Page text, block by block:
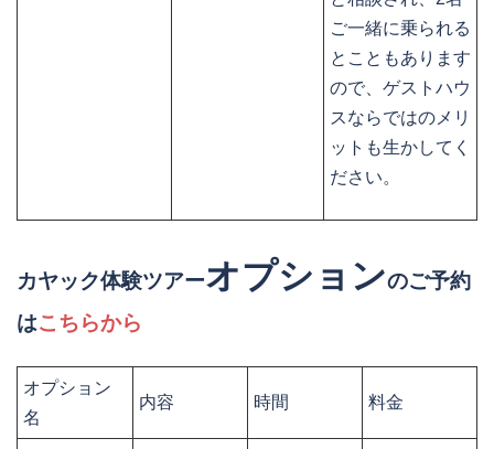
ご一緒に乗られる
とこともあります
ので、ゲストハウ
スならではのメリ
ットも生かしてく
ださい。
カヤック体験ツアーオプションのご予約
はこちらから
オプション
名
内容 時間 料金